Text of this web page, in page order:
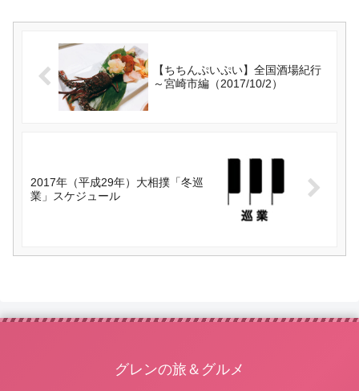
【ちちんぷいぷい】全国酒場紀行
～宮崎市編（2017/10/2）
2017年（平成29年）大相撲「冬巡
業」スケジュール
グレンの旅＆グルメ